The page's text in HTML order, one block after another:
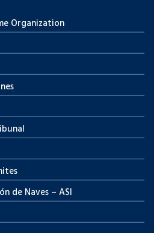
Organization
de Naves – ASI